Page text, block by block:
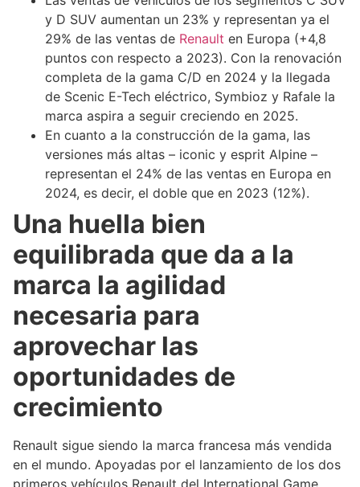
y D SUV aumentan un 23% y representan ya el
29% de las ventas de Renault en Europa (+4,8
puntos con respecto a 2023). Con la renovación
completa de la gama C/D en 2024 y la llegada
de Scenic E-Tech eléctrico, Symbioz y Rafale la
marca aspira a seguir creciendo en 2025.
En cuanto a la construcción de la gama, las
versiones más altas – iconic y esprit Alpine –
representan el 24% de las ventas en Europa en
2024, es decir, el doble que en 2023 (12%).
Una huella bien
equilibrada que da a la
marca la agilidad
necesaria para
aprovechar las
oportunidades de
crecimiento
Renault sigue siendo la marca francesa más vendida
en el mundo. Apoyadas por el lanzamiento de los dos